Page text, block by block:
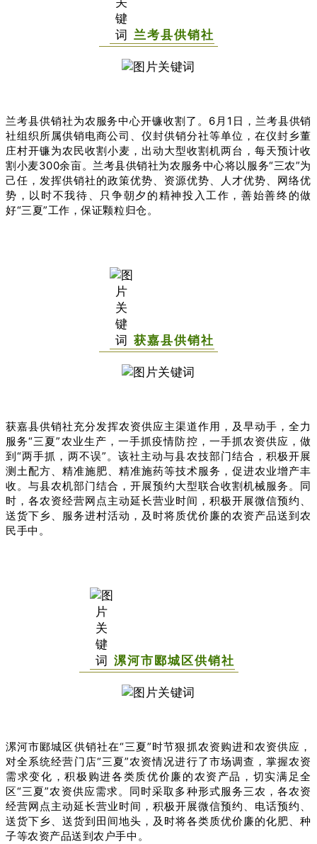
兰考县供销社
兰考县供销社为农服务中心开镰收割了。6月1日，兰考县供销
社组织所属供销电商公司、仪封供销分社等单位，在仪封乡董
庄村开镰为农民收割小麦，出动大型收割机两台，每天预计收
割小麦300余亩。兰考县供销社为农服务中心将以服务“三农”为
己任，发挥供销社的政策优势、资源优势、人才优势、网络优
势，以时不我待、只争朝夕的精神投入工作，善始善终的做
好“三夏”工作，保证颗粒归仓。
获嘉县供销社
获嘉县供销社充分发挥农资供应主渠道作用，及早动手，全力
服务“三夏”农业生产，一手抓疫情防控，一手抓农资供应，做
到“两手抓，两不误”。该社主动与县农技部门结合，积极开展
测土配方、精准施肥、精准施药等技术服务，促进农业增产丰
收。与县农机部门结合，开展预约大型联合收割机械服务。同
时，各农资经营网点主动延长营业时间，积极开展微信预约、
送货下乡、服务进村活动，及时将质优价廉的农资产品送到农
民手中。
漯河市郾城区供销社
漯河市郾城区供销社在“三夏”时节狠抓农资购进和农资供应，
对全系统经营门店“三夏”农资情况进行了市场调查，掌握农资
需求变化，积极购进各类质优价廉的农资产品，切实满足全
区“三夏”农资供应需求。同时采取多种形式服务三农，各农资
经营网点主动延长营业时间，积极开展微信预约、电话预约、
送货下乡、送货到田间地头，及时将各类质优价廉的化肥、种
子等农资产品送到农户手中。